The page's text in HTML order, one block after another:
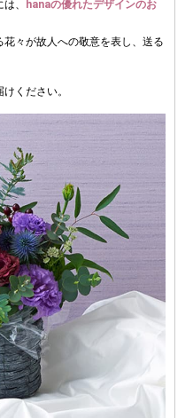
、
hanaの優れたデザインのお
々が故人への敬意を表し、送る
ください。